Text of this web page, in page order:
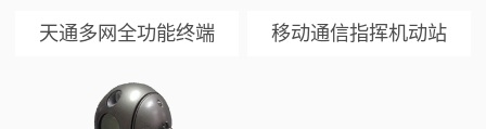
天通多网全功能终端 移动通信指挥机动站